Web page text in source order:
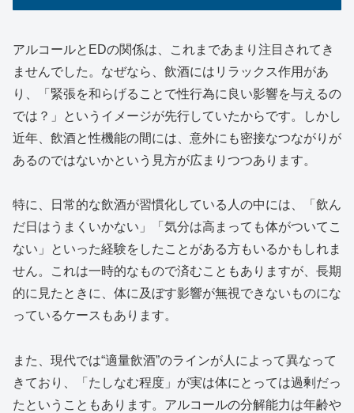
アルコールとEDの関係は、これまであまり注目されてき
ませんでした。なぜなら、飲酒にはリラックス作用があ
り、「緊張を和らげることで性行為に良い影響を与えるの
では？」というイメージが先行していたからです。しかし
近年、飲酒と性機能の間には、意外にも密接なつながりが
あるのではないかという見方が広まりつつあります。
特に、日常的な飲酒が習慣化している人の中には、「飲ん
だ日はうまくいかない」「気分は高まっても体がついてこ
ない」といった経験をしたことがある方もいるかもしれま
せん。これは一時的なもので済むこともありますが、長期
的に見たときに、体に及ぼす影響が無視できないものにな
っているケースもあります。
また、現代では“適量飲酒”のラインが人によって異なって
きており、「たしなむ程度」が実は体にとっては過剰だっ
たということもあります。アルコールの分解能力は年齢や